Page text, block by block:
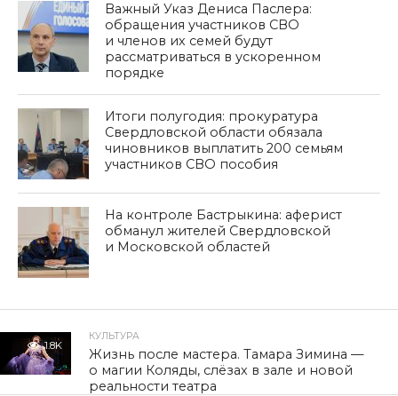
Важный Указ Дениса Паслера:
обращения участников СВО
и членов их семей будут
рассматриваться в ускоренном
порядке
Итоги полугодия: прокуратура
Свердловской области обязала
чиновников выплатить 200 семьям
участников СВО пособия
На контроле Бастрыкина: аферист
обманул жителей Свердловской
и Московской областей
1.8K
КУЛЬТУРА
Жизнь после мастера. Тамара Зимина —
о магии Коляды, слёзах в зале и новой
реальности театра